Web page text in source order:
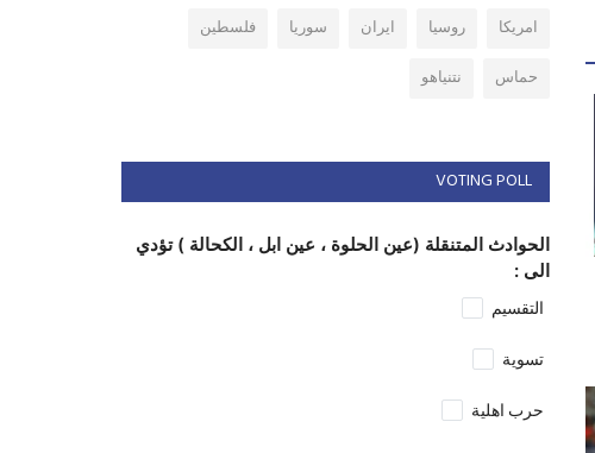
امريكا
روسيا ايران سوريا
فلسطين
حماس
نتنياهو
VOTING POLL
الحوادث المتنقلة (عين الحلوة ، عين ابل ، الكحالة ) تؤدي
الى :
التقسيم
تسوية
حرب اهلية